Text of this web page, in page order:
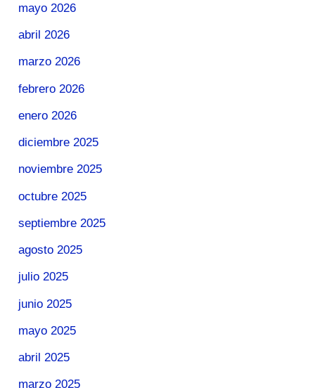
mayo 2026
abril 2026
marzo 2026
febrero 2026
enero 2026
diciembre 2025
noviembre 2025
octubre 2025
septiembre 2025
agosto 2025
julio 2025
junio 2025
mayo 2025
abril 2025
marzo 2025